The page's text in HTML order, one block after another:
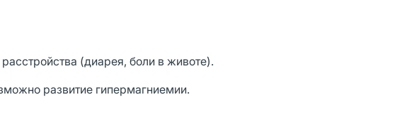
(диарея, боли в животе).
развитие гипермагниемии.